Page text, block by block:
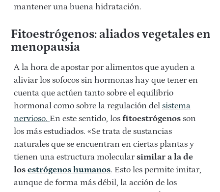
mantener una buena hidratación.
Fitoestrógenos: aliados vegetales en
menopausia
A la hora de apostar por alimentos que ayuden a
aliviar los sofocos sin hormonas hay que tener en
cuenta que actúen tanto sobre el equilibrio
hormonal como sobre la regulación del sistema
nervioso. En este sentido, los fitoestrógenos son
los más estudiados. «Se trata de sustancias
naturales que se encuentran en ciertas plantas y
tienen una estructura molecularsimilar a la de
los estrógenos humanos. Esto les permite imitar,
aunque de forma más débil, la acción de los